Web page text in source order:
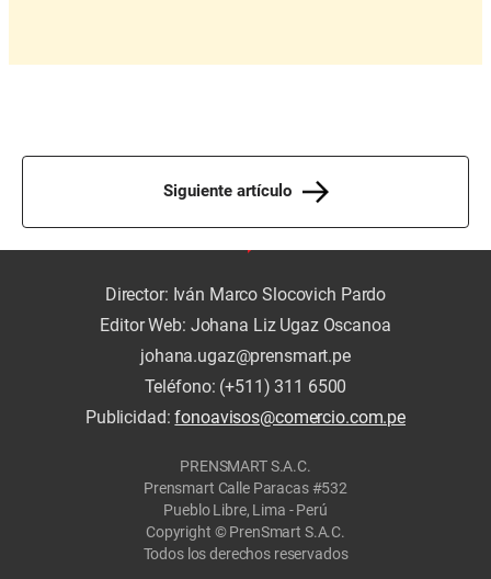
Siguiente artículo
Director: Iván Marco Slocovich Pardo
Editor Web: Johana Liz Ugaz Oscanoa
johana.ugaz@prensmart.pe
Teléfono: (+511) 311 6500
Publicidad:fonoavisos@comercio.com.pe
PRENSMART S.A.C.
Prensmart Calle Paracas #532
Pueblo Libre, Lima - Perú
Copyright © PrenSmart S.A.C.
Todos los derechos reservados